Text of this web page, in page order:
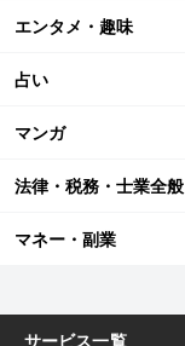
エンタメ・趣味
占い
マンガ
法律・税務・士業全般
マネー・副業